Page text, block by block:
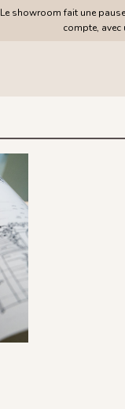
Le showroom fait une
compte,